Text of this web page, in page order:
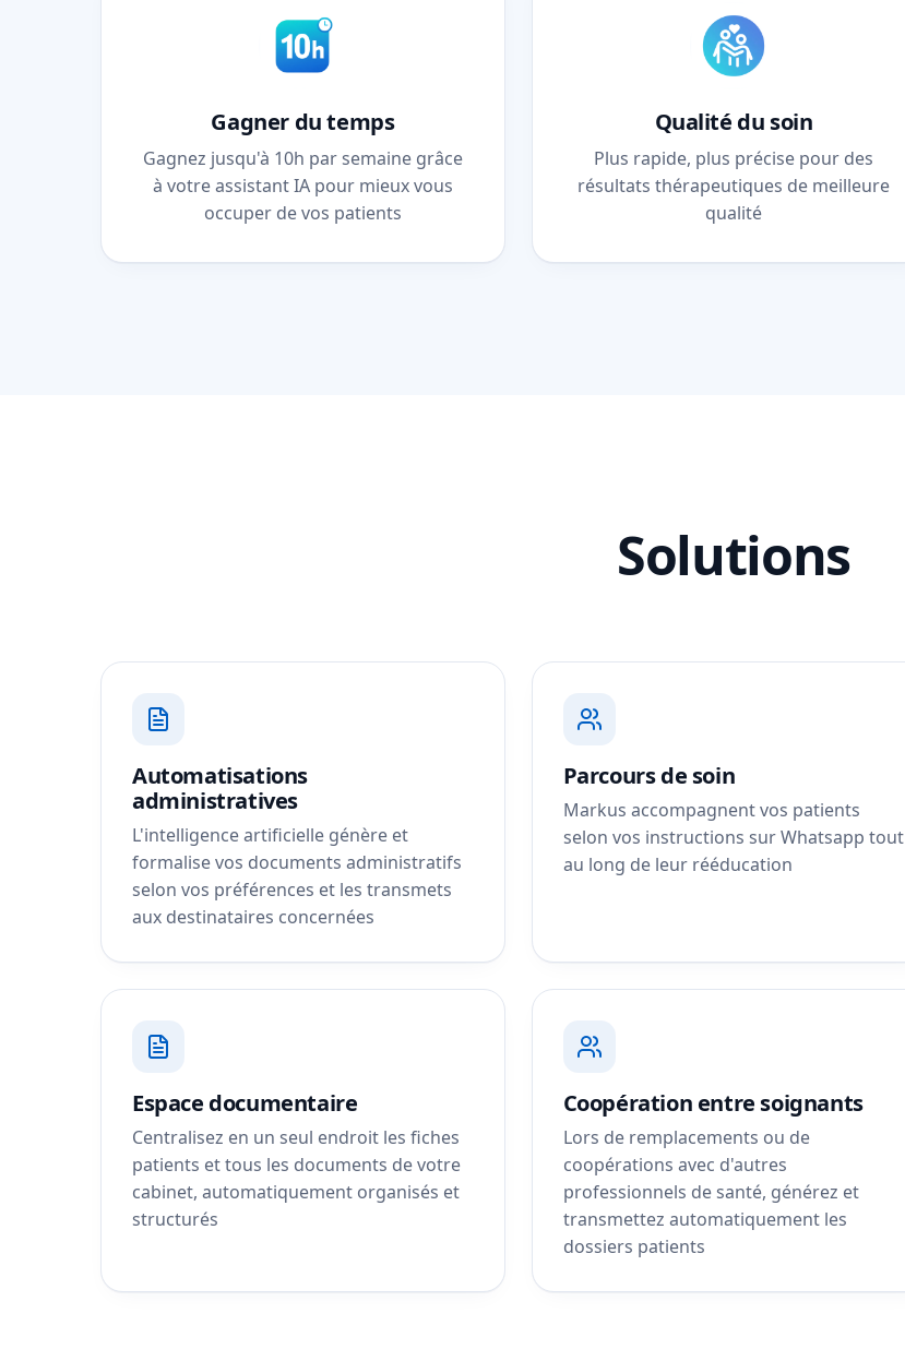
Gagner du temps
Gagnez jusqu'à 10h par semaine grâce
à votre assistant IA pour mieux vous
occuper de vos patients
Qualité du soin
Plus rapide, plus précise pour des
résultats thérapeutiques de meilleure
qualité
Solutions
Automatisations
administratives
L'intelligence artificielle génère et
formalise vos documents administratifs
selon vos préférences et les transmets
aux destinataires concernées
Parcours de soin
Markus accompagnent vos patients
selon vos instructions sur Whatsapp tout
au long de leur rééducation
Espace documentaire
Centralisez en un seul endroit les fiches
patients et tous les documents de votre
cabinet, automatiquement organisés et
structurés
Coopération entre soignants
Lors de remplacements ou de
coopérations avec d'autres
professionnels de santé, générez et
transmettez automatiquement les
dossiers patients